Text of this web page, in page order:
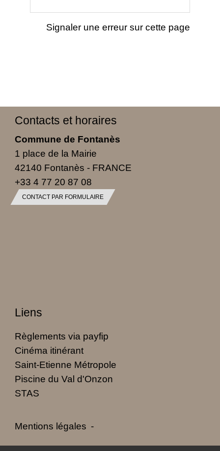
Signaler une erreur sur cette page
Contacts et horaires
Commune de Fontanès
1 place de la Mairie
42140 Fontanès - FRANCE
+33 4 77 20 87 08
CONTACT PAR FORMULAIRE
Liens
Règlements via payfip
Cinéma itinérant
Saint-Etienne Métropole
Piscine du Val d'Onzon
STAS
Mentions légales -
Politique de confidentialité - Accessibilité -